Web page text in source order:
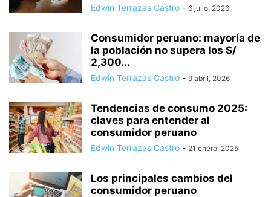
Edwin Terrazas Castro - 6 julio, 2026
Consumidor peruano: mayoría de
la población no supera los S/
2,300...
Edwin Terrazas Castro - 9 abril, 2026
Tendencias de consumo 2025:
claves para entender al
consumidor peruano
Edwin Terrazas Castro - 21 enero, 2025
Los principales cambios del
consumidor peruano